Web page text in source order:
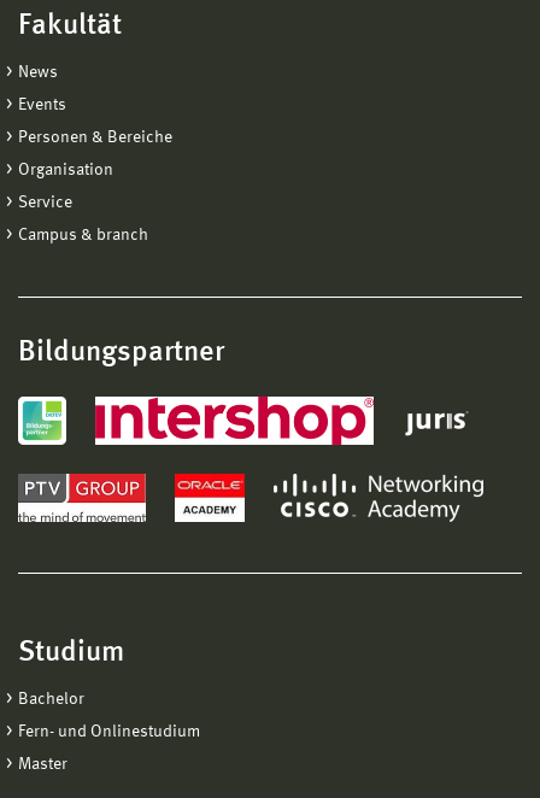
Fakultät
News
Events
Personen & Bereiche
Organisation
Service
Campus & branch
Bildungspartner
Studium
Bachelor
Fern- und Onlinestudium
Master